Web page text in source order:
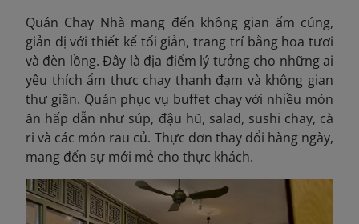
Quán Chay Nhà mang đến không gian ấm cúng,
giản dị với thiết kế tối giản, trang trí bằng hoa tươi
và đèn lồng. Đây là địa điểm lý tưởng cho những ai
yêu thích ẩm thực chay thanh đạm và không gian
thư giãn. Quán phục vụ buffet chay với nhiều món
ăn hấp dẫn như súp, đậu hũ, salad, sushi chay, cà
ri và các món rau củ. Thực đơn thay đổi hàng ngày,
mang đến sự mới mẻ cho thực khách.